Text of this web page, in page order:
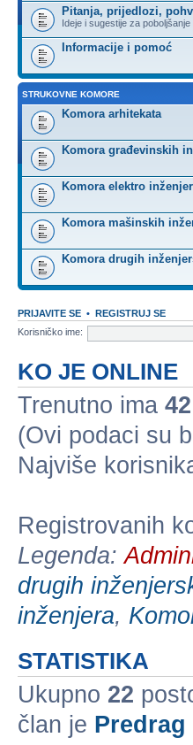
Pitanja, prijedlozi,
Ideje i sugestije za
Informacije i pomoć
STRUKOVNE KOMORE
Komora arhitekata
Komora građevinskih
Komora elektro
Komora mašinskih
Komora drugih
PRIJAVITE SE • REGISTRUJ SE
Korisničko ime:
KO JE ONLINE
Trenutno ima 42
(Ovi podaci su
Najviše
Registrovanih
Legenda:
drugih
inženjera,
STATISTIKA
Ukupno 22
član je